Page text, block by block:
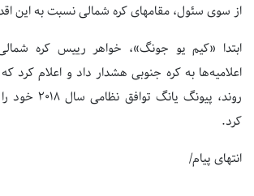
از سوی سئول، مقام‎های کره شمالی نسبت به این اقدام هشدار دادند.
ابتدا «کیم یو جونگ»، خواهر رییس کره
اعلامیه‌ها به کره جنوبی هشدار داد و اعلام کرد
روند، پیونگ
کرد.
انتهای پیام/